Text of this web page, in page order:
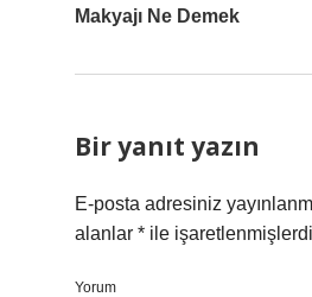
Makyajı Ne Demek
Bir yanıt yazın
E-posta adresiniz
alanlar * ile
Yorum